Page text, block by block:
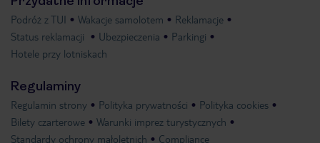
Podróż z TUI Wakacje samolotem
Reklamacje
Status reklamacji
Ubezpieczenia
Parkingi
Hotele przy lotniskach
Regulaminy
Regulamin strony Polityka prywatności
Polityka cookies
Bilety czarterowe
Warunki imprez turystycznych
Standardy ochrony małoletnich
Compliance